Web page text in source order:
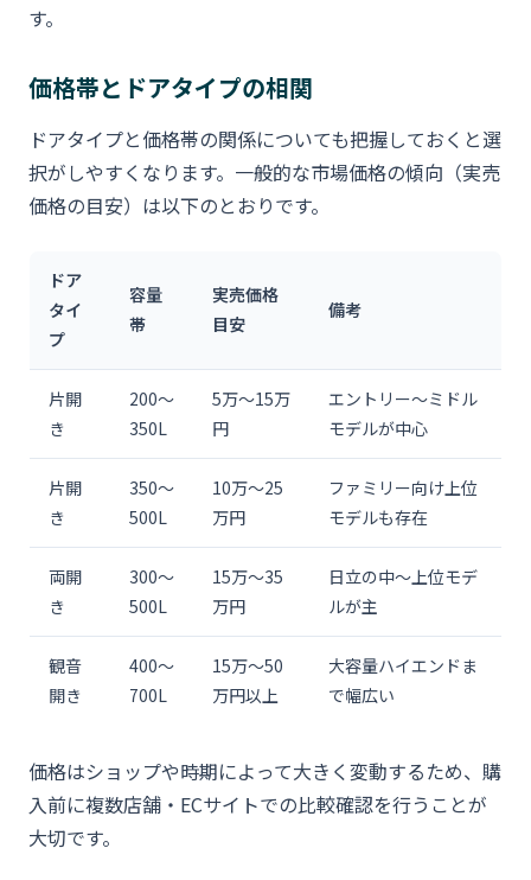
す。
価格帯とドアタイプの相関
ドアタイプと価格帯の関係についても把握しておくと選
択がしやすくなります。一般的な市場価格の傾向（実売
価格の目安）は以下のとおりです。
ドア
タイ
プ
容量
帯
実売価格
目安
備考
片開
き
200〜
350L
5万〜15万
円
エントリー〜ミドル
モデルが中心
片開
き
350〜
500L
10万〜25
万円
ファミリー向け上位
モデルも存在
両開
き
300〜
500L
15万〜35
万円
日立の中〜上位モデ
ルが主
観音
開き
400〜
700L
15万〜50
万円以上
大容量ハイエンドま
で幅広い
価格はショップや時期によって大きく変動するため、購
入前に複数店舗・ECサイトでの比較確認を行うことが
大切です。